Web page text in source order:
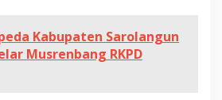
Kabupaten Sarolangun
Musrenbang RKPD